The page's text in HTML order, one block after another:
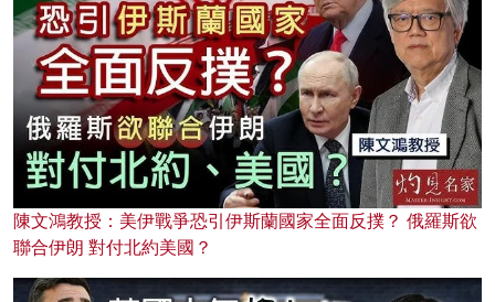
陳文鴻教授：美伊戰爭恐引伊斯蘭國家全面反撲？ 俄羅斯欲
聯合伊朗 對付北約美國？